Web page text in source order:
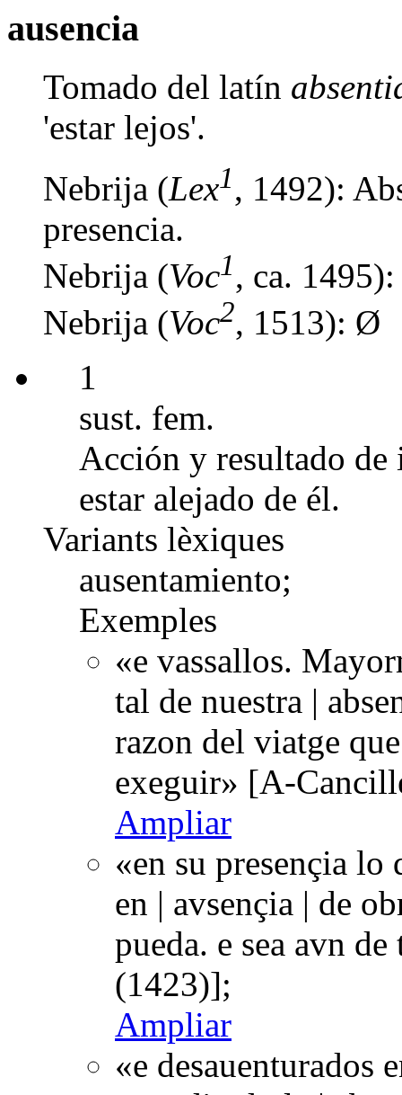
ausencia
Tomado del latín
'estar lejos'.
Nebrija (Lex1, 1492):
presencia.
Nebrija (Voc1, ca.
Nebrija (Voc2, 1513): Ø
1
sust. fem.
Acción y resultado de
estar alejado de él.
Variants lèxiques
ausentamiento;
Exemples
«e vassallos.
tal de nuestra |
razon del viatge
exeguir» [A-
Ampliar
«en su presençia lo
en | avsençia | de
pueda. e sea avn
(1423)];
Ampliar
«e desauenturados